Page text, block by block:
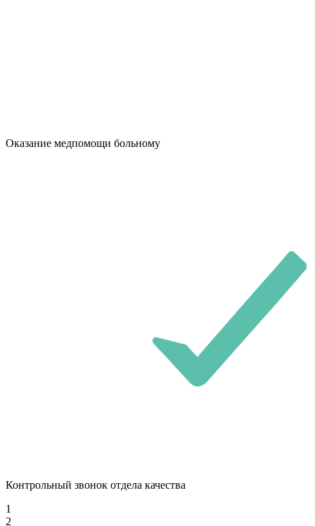
Оказание медпомощи больному
Контрольный звонок отдела качества
1
2